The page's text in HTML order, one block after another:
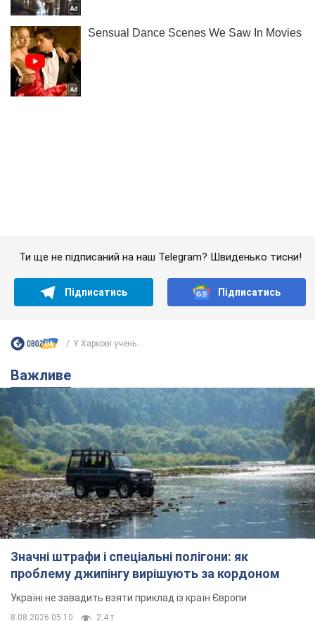
Значні штрафи і спеціальні полігони: як
проблему джипінгу вирішують за кордоном
Україні не завадить взяти приклад із країн Європи
8.08.2026 05:10 2,4 т.
На Прикарпатті після аномальної
спеки пройшла потужна злива:
дороги перетворились на річки.
Відео
Негода накрила Івано-Франківщину та